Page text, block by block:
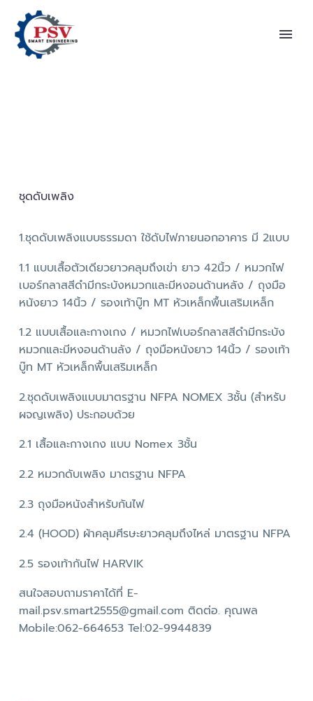
ชุดดับเพลิง
1.ชุดดับเพลิงแบบธรรมดา ใช้ดับไฟภายนอกอาคาร มี 2แบบ
1.1 แบบเสื้อตัวเดียวยาวคลุมถึงเข่า ยาว 42นิ้ว / หมวกไฟ
เบอร์กลาสสีดำมีกระบังหมวกและมีหงอนด้านหลัง / ถุงมือ
หนังยาว 14นิ้ว / รองเท้าบู๊ท MT หัวเหล็กพื้นเสริมเหล็ก
1.2 แบบเสื้อและกางเกง / หมวกไฟเบอร์กลาสสีดำมีกระบัง
หมวกและมีหงอนด้านลัง / ถุงมือหนังยาว 14นิ้ว / รองเท้า
บู๊ท MT หัวเหล็กพื้นเสริมเหล็ก
2.ชุดดับเพลิงแบบมาตรฐาน NFPA NOMEX 3ชั้น (สำหรับ
ผจญเพลิง) ประกอบด้วย
2.1 เสื้อและกางเกง แบบ Nomex 3ชั้น
2.2 หมวกดับเพลิง มาตรฐาน NFPA
2.3 ถุงมือหนังสำหรับกันไฟ
2.4 (HOOD) ผ้าคลุมศีรษะยาวคลุมถึงไหล่ มาตรฐาน NFPA
2.5 รองเท้ากันไฟ HARVIK
สนใจสอบถามราคาได้ที่ E-
mail.psv.smart2555@gmail.com ติดต่อ. คุณพล
Mobile:062-664653 Tel:02-9944839